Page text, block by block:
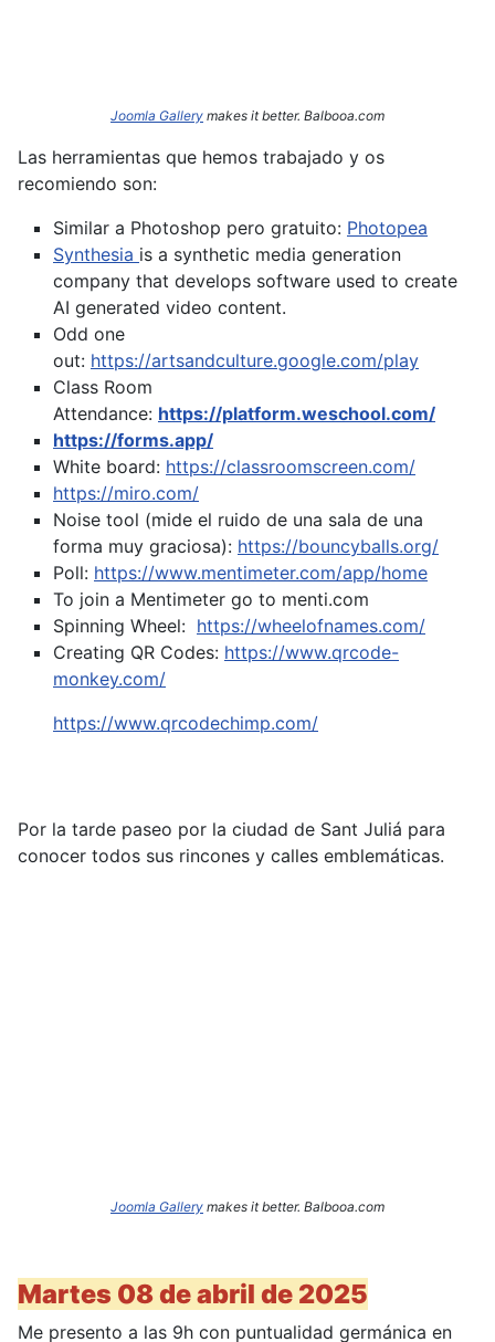
Joomla Gallery makes it better. Balbooa.com
Las herramientas que hemos trabajado y os
recomiendo son:
Similar a Photoshop pero gratuito: Photopea
Synthesia is a synthetic media generation
company that develops software used to create
AI generated video content.
Odd one
out: https://artsandculture.google.com/play
Class Room
Attendance: https://platform.weschool.com/
https://forms.app/
White board: https://classroomscreen.com/
https://miro.com/
Noise tool (mide el ruido de una sala de una
forma muy graciosa): https://bouncyballs.org/
Poll: https://www.mentimeter.com/app/home
To join a Mentimeter go to menti.com
Spinning Wheel: https://wheelofnames.com/
Creating QR Codes: https://www.qrcode-
monkey.com/
https://www.qrcodechimp.com/
Por la tarde paseo por la ciudad de Sant Juliá para
conocer todos sus rincones y calles emblemáticas.
Joomla Gallery makes it better. Balbooa.com
Martes 08 de abril de 2025
Me presento a las 9h con puntualidad germánica en